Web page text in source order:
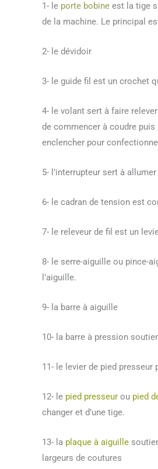
1- le porte bobine est la tige
de la machine. Le principal
2- le dévidoir
3- le guide fil est un crochet
4- le volant sert à faire
de commencer à coudre puis
enclencher pour
5- l’interrupteur sert à
6- le cadran de tension est
7- le releveur de fil est un
8- le serre-aiguille ou pince-
l’aiguille.
9- la barre à aiguille
10- la barre à pression
11- le levier de pied
12- le pied presseur ou pied
changer et d’une tige.
13- la plaque à aiguille
largeurs de coutures